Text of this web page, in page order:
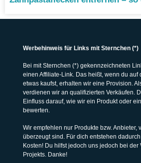
Werbehinweis für Links mit Sternchen (*)
Bei mit Sternchen (*) gekennzeichneten
einen Affiliate-Link. Das heißt, wenn du auf
etwas kaufst, erhalten wir eine Provision.
verdienen wir an qualifizierten Verkäufen.
Einfluss darauf, wie wir ein Produkt oder
bewerten.
Wir empfehlen nur Produkte bzw. Anbieter,
überzeugt sind. Für dich entstehen
Kosten! Du hilfst jedoch uns jedoch bei
Projekts. Danke!